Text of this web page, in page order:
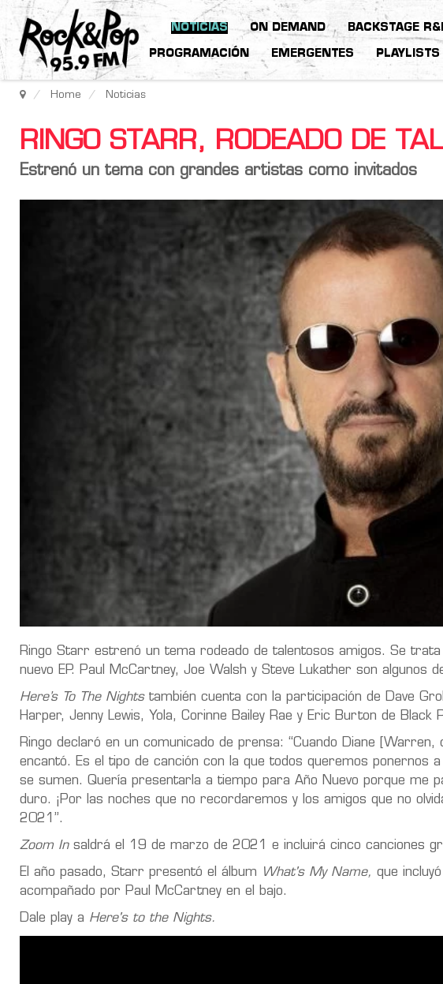
NOTICIAS ON DEMAND BACKSTAGE
PROGRAMACIÓN EMERGENTES PLAYLISTS
Home Noticias
RINGO STARR, RODEADO DE
Estrenó un tema con grandes artistas como invitados
Ringo Starr estrenó un tema rodeado de talentosos amigos. Se trata
nuevo EP. Paul McCartney, Joe Walsh y Steve Lukather son
Here’s To The Nightstambién cuenta con la participación de Dave
Harper, Jenny Lewis, Yola, Corinne Bailey Rae y Eric Burton de Black
Ringo declaró en un comunicado de prensa: “Cuando Diane
encantó. Es el tipo de canción con la que todos queremos ponernos
se sumen. Quería presentarla a tiempo para Año Nuevo porque me
duro. ¡Por las noches que no recordaremos y los amigos que no
2021”.
Zoom Insaldrá el 19 de marzo de 2021 e incluirá cinco canciones
El año pasado, Starr presentó el álbum What's My Name, que
acompañado por Paul McCartney en el bajo.
Dale play a Here's to the Nights.